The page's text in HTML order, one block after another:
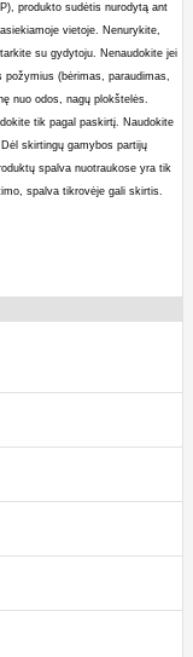
produkto sudėtis nurodytą ant
vietoje. Nenurykite,
su gydytoju. Nenaudokite jei
požymius (bėrimas, paraudimas,
nuo odos, nagų plokštelės.
tik pagal paskirtį. Naudokite
skirtingų gamybos partijų
spalva nuotraukose yra tik
spalva tikrovėje gali skirtis.